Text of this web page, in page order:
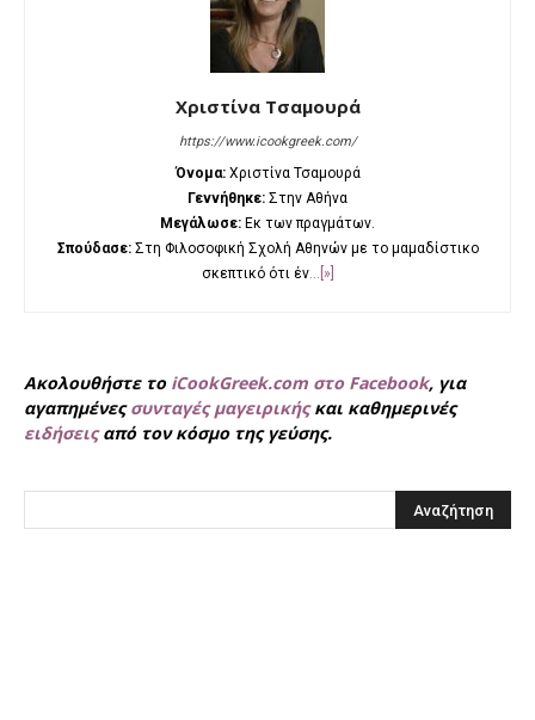
Χριστίνα Τσαμουρά
https://www.icookgreek.com/
Όνομα:Χριστίνα Τσαμουρά
Γεννήθηκε: Στην Αθήνα
Μεγάλωσε: Εκ των πραγμάτων.
Σπούδασε:Στη Φιλοσοφική Σχολή Αθηνών με το μαμαδίστικο
σκεπτικό ότι έν...[»]
Ακολουθήστε το iCookGreek.com στο Facebook, για
αγαπημένεςσυνταγές μαγειρικήςκαι καθημερινές
ειδήσειςαπό τον κόσμο της γεύσης.